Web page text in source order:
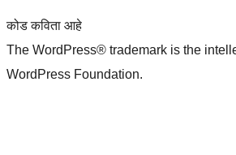
कोड कविता आहे
The WordPress® trademark is the
WordPress Foundation.